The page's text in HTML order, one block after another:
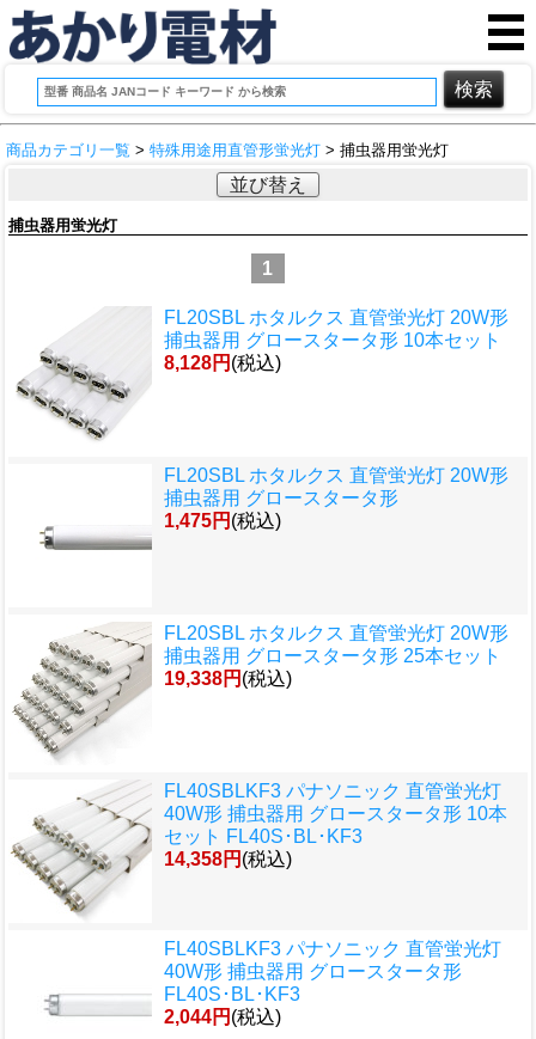
商品カテゴリ一覧 > 特殊用途用直管形蛍光灯 > 捕虫器用蛍光灯
並び替え
捕虫器用蛍光灯
1
FL20SBL ホタルクス 直管蛍光灯 20W形
捕虫器用 グロースタータ形 10本セット
8,128円 (税込)
FL20SBL ホタルクス 直管蛍光灯 20W形
捕虫器用 グロースタータ形
1,475円 (税込)
FL20SBL ホタルクス 直管蛍光灯 20W形
捕虫器用 グロースタータ形 25本セット
19,338円 (税込)
FL40SBLKF3 パナソニック 直管蛍光灯
40W形 捕虫器用 グロースタータ形 10本
セット FL40S･BL･KF3
14,358円 (税込)
FL40SBLKF3 パナソニック 直管蛍光灯
40W形 捕虫器用 グロースタータ形
FL40S･BL･KF3
2,044円 (税込)